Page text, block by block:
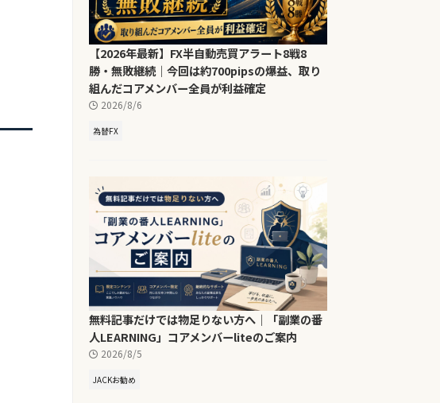
【2026年最新】FX半自動売買アラート8戦8
勝・無敗継続｜今回は約700pipsの爆益、取り
組んだコアメンバー全員が利益確定
2026/8/6
為替FX
無料記事だけでは物足りない方へ｜「副業の番
人LEARNING」コアメンバーliteのご案内
2026/8/5
JACKお勧め